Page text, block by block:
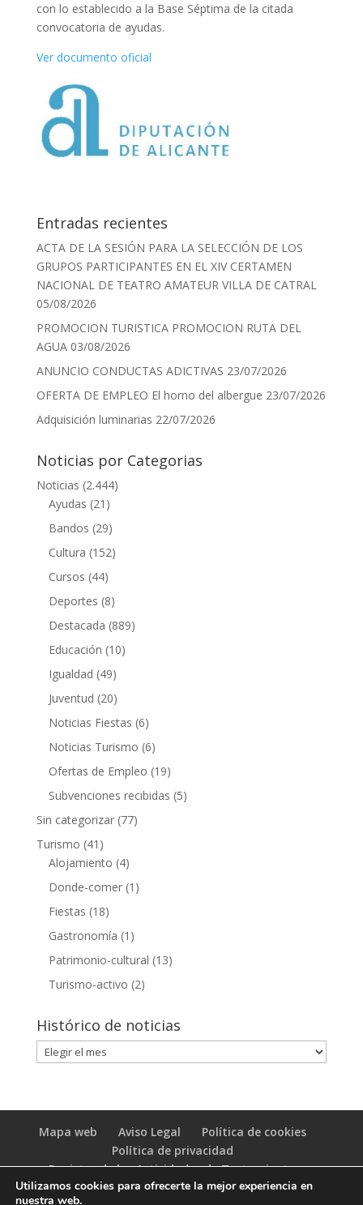
con lo establecido a la Base Séptima de la citada
convocatoria de ayudas.
Ver documento oficial
Entradas recientes
ACTA DE LA SESIÓN PARA LA SELECCIÓN DE LOS
GRUPOS PARTICIPANTES EN EL XIV CERTAMEN
NACIONAL DE TEATRO AMATEUR VILLA DE CATRAL
05/08/2026
PROMOCION TURISTICA PROMOCION RUTA DEL
AGUA 03/08/2026
ANUNCIO CONDUCTAS ADICTIVAS 23/07/2026
OFERTA DE EMPLEO El horno del albergue 23/07/2026
Adquisición luminarias 22/07/2026
Noticias por Categorias
Noticias (2.444)
Ayudas (21)
Bandos (29)
Cultura (152)
Cursos (44)
Deportes (8)
Destacada (889)
Educación (10)
Igualdad (49)
Juventud (20)
Noticias Fiestas (6)
Noticias Turismo (6)
Ofertas de Empleo (19)
Subvenciones recibidas (5)
Sin categorizar(77)
Turismo (41)
Alojamiento (4)
Donde-comer(1)
Fiestas (18)
Gastronomía (1)
Patrimonio-cultural (13)
Turismo-activo (2)
Histórico de noticias
Histórico
de
Mapa web Aviso Legal
Política de cookies
Política de privacidad
Registro de las Actividades de Tratamiento
(RAT)
Utilizamos cookies para ofrecerte la mejor experiencia en
nuestra web.